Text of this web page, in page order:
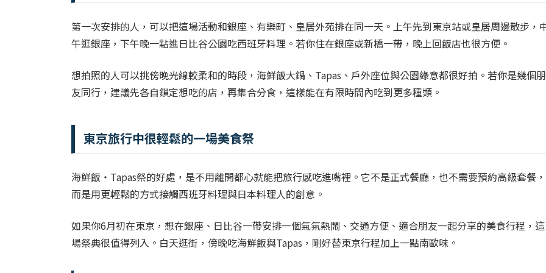
第一次安排的人，可以把這場活動和銀座、有樂町、皇居外苑排在同一天。上午先到東京站或皇居周邊散步，
午逛銀座，下午晚一點進日比谷公園吃西班牙料理。若你住在銀座或新橋一帶，晚上回飯店也很方便。
想拍照的人可以挑傍晚光線較柔和的時段，海鮮飯大鍋、Tapas、戶外座位與公園綠意都很好拍。若你是幾個朋
友同行，建議先各自鎖定想吃的店，再集合分食，這樣能在有限時間內吃到更多種類。
東京旅行中很輕鬆的一場美食祭
海鮮飯・Tapas祭的好處，是不用離開都心就能把旅行感吃進嘴裡。它不是正式餐廳，也不需要預約高級套餐，
而是用更輕鬆的方式接觸西班牙料理與日本料理人的創意。
如果你6月初在東京，想在銀座、日比谷一帶安排一個氣氛熱鬧、交通方便、適合朋友一起分享的美食行程，這
場祭典很值得列入。白天逛街，傍晚吃海鮮飯與Tapas，剛好替東京行程加上一點南歐味。